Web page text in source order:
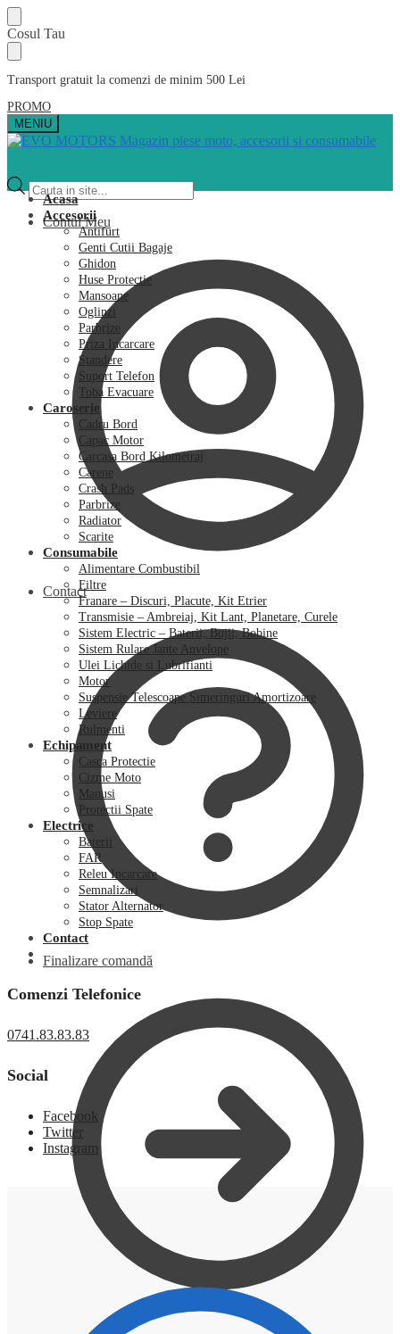
Skip
to
navigation
Skip
to
content
Cosul Tau
Transport gratuit la comenzi de minim 500 Lei
PROMO
MENIU
Products
search
Contul Meu
Contact
Finalizare comandă
Acasa
Accesorii
Antifurt
Genti Cutii Bagaje
Ghidon
Huse Protectie
Mansoane
Oglinzi
Parbrize
Priza Incarcare
Standere
Suport Telefon
Toba Evacuare
Caroserie
Cadru Bord
Capac Motor
Carcasa Bord Kilometraj
Carene
Crash Pads
Parbrize
Radiator
Scarite
Consumabile
Alimentare Combustibil
Filtre
Franare – Discuri, Placute, Kit Etrier
Transmisie – Ambreiaj, Kit Lant, Planetare, Curele
Sistem Electric – Baterii, Bujii, Bobine
Sistem Rulare Jante Anvelope
Ulei Lichide si Lubrifianti
Motor
Suspensie Telescoape Simeringuri Amortizoare
Leviere
Rulmenti
Echipament
Casca Protectie
Cizme Moto
Manusi
Protectii Spate
Electrice
Baterii
FAR
Releu Incarcare
Semnalizari
Stator Alternator
Stop Spate
Contact
Comenzi Telefonice
0741.83.83.83
Social
Facebook
Twitter
Instagram